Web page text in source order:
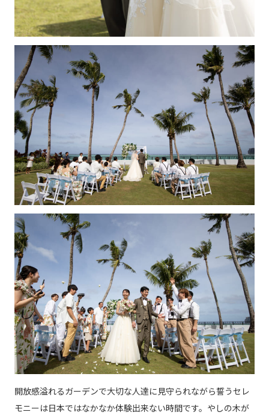
開放感溢れるガーデンで大切な人達に見守られながら誓うセレ
モニーは日本ではなかなか体験出来ない時間です。やしの木が